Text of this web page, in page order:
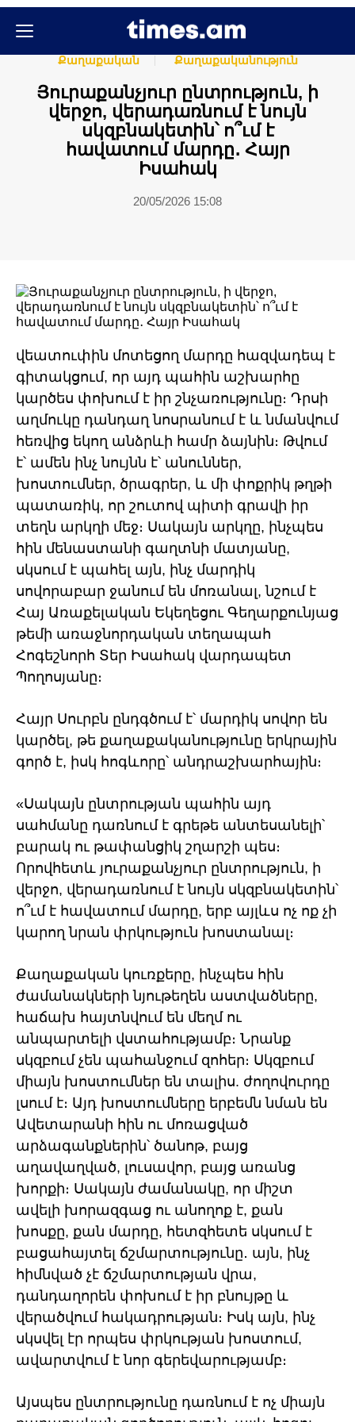
Քաղաքական
Քաղաքականություն
Յուրաքանչյուր ընտրություն, ի
վերջո, վերադառնում է նույն
սկզբնակետին՝ ո՞ւմ է
հավատում մարդը․ Հայր
Իսահակ
20/05/2026 15:08
վեատուփին մոտեցող մարդը հազվադեպ է
գիտակցում, որ այդ պահին աշխարհը
կարծես փոխում է իր շնչառությունը։ Դրսի
աղմուկը դանդաղ նոսրանում է և նմանվում
հեռվից եկող անձրևի համր ձայնին։ Թվում
է՝ ամեն ինչ նույնն է՝ անուններ,
խոստումներ, ծրագրեր, և մի փոքրիկ թղթի
պատառիկ, որ շուտով պիտի գրավի իր
տեղն արկղի մեջ։ Սակայն արկղը, ինչպես
հին մենաստանի գաղտնի մատյանը,
սկսում է պահել այն, ինչ մարդիկ
սովորաբար ջանում են մոռանալ, նշում է
Հայ Առաքելական Եկեղեցու Գեղարքունյաց
թեմի առաջնորդական տեղապահ
Հոգեշնորհ Տեր Իսահակ վարդապետ
Պողոսյանը։
Հայր Սուրբն ընդգծում է՝ մարդիկ սովոր են
կարծել, թե քաղաքականությունը երկրային
գործ է, իսկ հոգևորը՝ անդրաշխարհային։
«Սակայն ընտրության պահին այդ
սահմանը դառնում է գրեթե անտեսանելի՝
բարակ ու թափանցիկ շղարշի պես։
Որովհետև յուրաքանչյուր ընտրություն, ի
վերջո, վերադառնում է նույն սկզբնակետին՝
ո՞ւմ է հավատում մարդը, երբ այլևս ոչ ոք չի
կարող նրան փրկություն խոստանալ։
Քաղաքական կուռքերը, ինչպես հին
ժամանակների նյութեղեն աստվածները,
հաճախ հայտնվում են մեղմ ու
անպարտելի վստահությամբ։ Նրանք
սկզբում չեն պահանջում զոհեր։ Սկզբում
միայն խոստումներ են տալիս. ժողովուրդը
լսում է։ Այդ խոստումները երբեմն նման են
Ավետարանի հին ու մոռացված
արձագանքներին՝ ծանոթ, բայց
աղավաղված, լուսավոր, բայց առանց
խորքի։ Սակայն ժամանակը, որ միշտ
ավելի խորազգաց ու անողոք է, քան
խոսքը, քան մարդը, հետզհետե սկսում է
բացահայտել ճշմարտությունը․ այն, ինչ
հիմնված չէ ճշմարտության վրա,
դանդաղորեն փոխում է իր բնույթը և
վերածվում հակադրության։ Իսկ այն, ինչ
սկսվել էր որպես փրկության խոստում,
ավարտվում է նոր գերեվարությամբ։
Այսպես ընտրությունը դառնում է ոչ միայն